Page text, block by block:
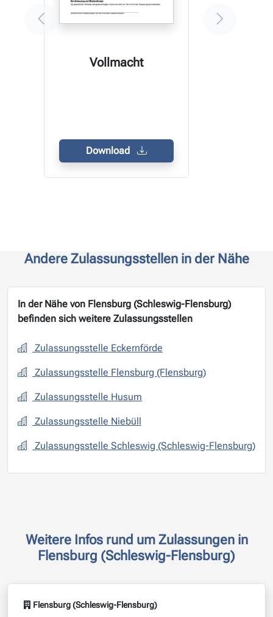
Vollmacht
Download
Andere Zulassungsstellen in der Nähe
In der Nähe von Flensburg (Schleswig-Flensburg)
befinden sich weitere Zulassungsstellen
Zulassungsstelle Eckernförde
Zulassungsstelle Flensburg (Flensburg)
Zulassungsstelle Husum
Zulassungsstelle Niebüll
Zulassungsstelle Schleswig (Schleswig-Flensburg)
Weitere Infos rund um Zulassungen in
Flensburg (Schleswig-Flensburg)
Flensburg (Schleswig-Flensburg)